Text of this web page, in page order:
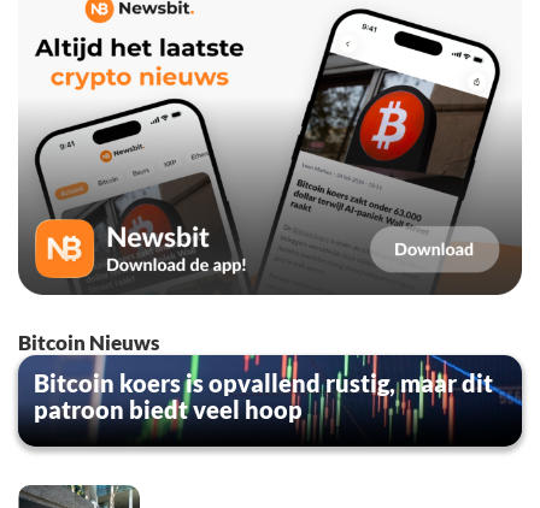
Bitcoin Nieuws
Bitcoin koers is opvallend rustig, maar dit
patroon biedt veel hoop